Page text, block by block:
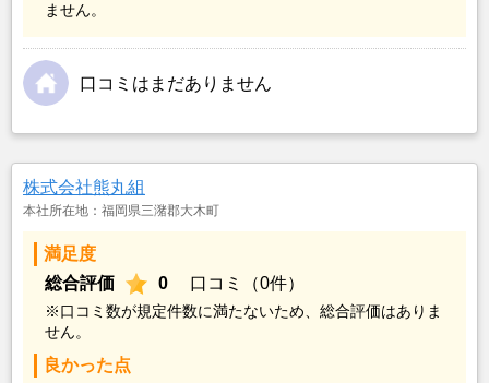
ません。
口コミはまだありません
株式会社熊丸組
本社所在地：福岡県三潴郡大木町
満足度
総合評価
0 口コミ（0件）
※口コミ数が規定件数に満たないため、総合評価はありま
せん。
良かった点